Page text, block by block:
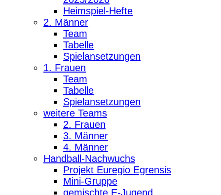
Heimspiel-Hefte
2. Männer
Team
Tabelle
Spielansetzungen
1. Frauen
Team
Tabelle
Spielansetzungen
weitere Teams
2. Frauen
3. Männer
4. Männer
Handball-Nachwuchs
Projekt Euregio Egrensis
Mini-Gruppe
gemischte E-Jugend